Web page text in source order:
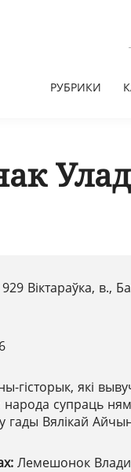
РУБРИКИ
Віктараўка, в.,
гісторык, які
народа супраць
гады Вялікай
Лемешонок